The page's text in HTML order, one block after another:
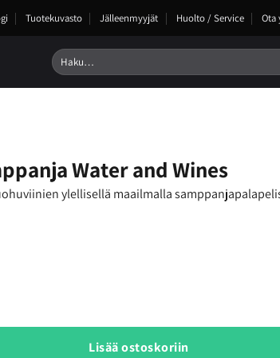
Tuotekuvasto Jälleenmyyjät Huolto / Service Ota
Etsi:
Water and Wines
ylellisellä maailmalla
and Wines määrä
Lisää ostoskoriin